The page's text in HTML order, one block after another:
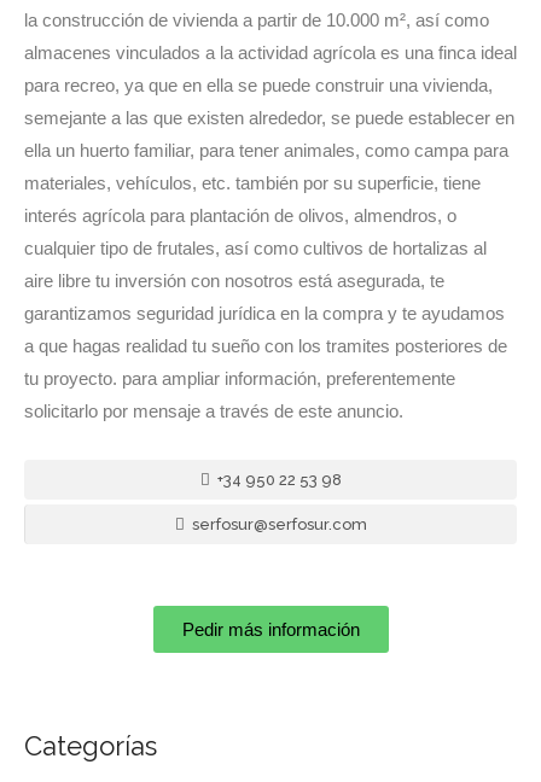
la construcción de vivienda a partir de 10.000 m², así como
almacenes vinculados a la actividad agrícola es una finca ideal
para recreo, ya que en ella se puede construir una vivienda,
semejante a las que existen alrededor, se puede establecer en
ella un huerto familiar, para tener animales, como campa para
materiales, vehículos, etc. también por su superficie, tiene
interés agrícola para plantación de olivos, almendros, o
cualquier tipo de frutales, así como cultivos de hortalizas al
aire libre tu inversión con nosotros está asegurada, te
garantizamos seguridad jurídica en la compra y te ayudamos
a que hagas realidad tu sueño con los tramites posteriores de
tu proyecto. para ampliar información, preferentemente
solicitarlo por mensaje a través de este anuncio.
+34 950 22 53 98
serfosur@serfosur.com
Pedir más información
Categorías